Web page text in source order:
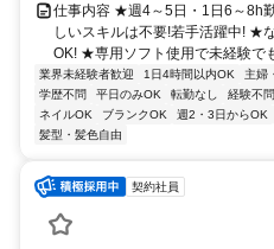
仕事内容 ★週4～5日・1日6～8h
しいスキルは不要!若手活躍中! ★
OK! ★専用ソフト使用で未経験
業界未経験者歓迎 1日4時間以内OK 主婦
学歴不問
平日のみOK 転勤なし 経験不問
ネイルOK
ブランクOK 週2・3日からOK
髪型・髪色自由
契約社員